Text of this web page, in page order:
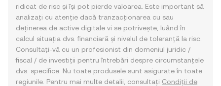
ridicat de risc și își pot pierde valoarea. Este important să
analizați cu atenție dacă tranzacționarea cu sau
deținerea de active digitale vi se potrivește, luând în
calcul situația dvs. financiară și nivelul de toleranță la risc.
Consultați-vă cu un profesionist din domeniul juridic /
fiscal / de investiții pentru întrebări despre circumstanțele
dvs. specifice. Nu toate produsele sunt asigurate în toate
regiunile. Pentru mai multe detalii, consultați Condiții de